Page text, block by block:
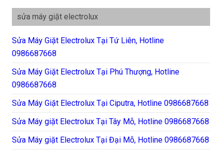
sửa máy giặt electrolux
Sửa Máy Giặt Electrolux Tại Tứ Liên, Hotline
0986687668
Sửa Máy Giặt Electrolux Tại Phú Thượng, Hotline
0986687668
Sửa Máy Giặt Electrolux Tại Ciputra, Hotline 0986687668
Sửa Máy giặt Electrolux Tại Tây Mỗ, Hotline 0986687668
Sửa Máy giặt Electrolux Tại Đại Mỗ, Hotline 0986687668